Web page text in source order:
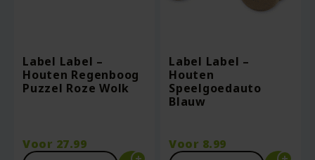
Label Label –
Houten Regenboog
Puzzel Roze Wolk
Voor 27.99
Label Label –
Houten
Speelgoedauto
Blauw
Voor 8.99